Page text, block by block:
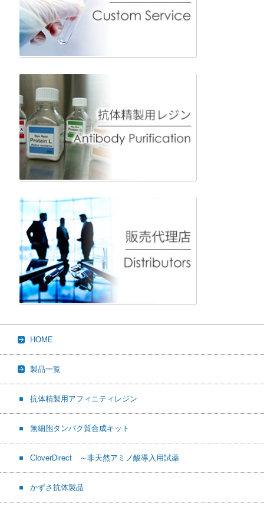
HOME
製品一覧
抗体精製用アフィニティレジン
無細胞タンパク質合成キット
CloverDirect ～非天然アミノ酸導入用試薬
かずさ抗体製品